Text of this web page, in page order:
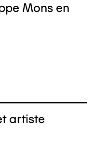
Mons en
artiste